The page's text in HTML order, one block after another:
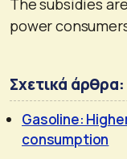
power
Σχετικά άρθρα:
Gasoline:
consumption